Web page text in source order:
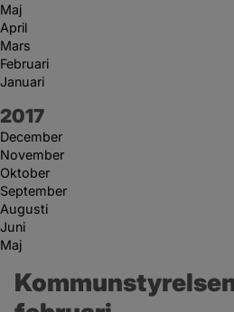
Maj
April
Mars
Februari
Januari
År:
2017
December
November
Oktober
September
Augusti
Juni
Maj